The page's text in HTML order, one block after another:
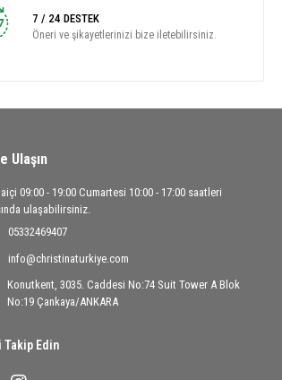
7 / 24 DESTEK
Öneri ve şikayetlerinizi bize iletebilirsiniz.
Ulaşın
09:00 - 19:00 Cumartesi 10:00 - 17:00 saatleri
ulaşabilirsiniz.
05332469407
info@christinaturkiye.com
Konutkent, 3035. Caddesi No:74 Suit Tower A Blok
No:19 Çankaya/ANKARA
Takip Edin